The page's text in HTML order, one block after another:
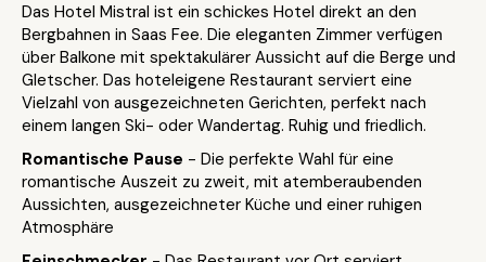
Das Hotel Mistral ist ein schickes Hotel direkt an den
Bergbahnen in Saas Fee. Die eleganten Zimmer verfügen
über Balkone mit spektakulärer Aussicht auf die Berge und
Gletscher. Das hoteleigene Restaurant serviert eine
Vielzahl von ausgezeichneten Gerichten, perfekt nach
einem langen Ski- oder Wandertag. Ruhig und friedlich.
Romantische Pause - Die perfekte Wahl für eine
romantische Auszeit zu zweit, mit atemberaubenden
Aussichten, ausgezeichneter Küche und einer ruhigen
Atmosphäre